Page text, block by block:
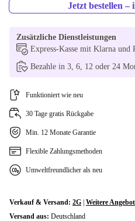
Jetzt bestellen –
Zusätzliche Dienstleistungen
Express-Kasse mit Klarna und
Bezahle in 3, 6, 12 oder 24
Funktioniert wie neu
30 Tage gratis Rückgabe
Min. 12 Monate Garantie
Flexible Zahlungsmethoden
Umweltfreundlicher als neu
Verkauf & Versand: 2G Weitere
Versand aus: Deutschland